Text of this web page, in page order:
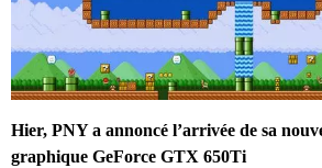
Hier, PNY a annoncé l’arrivée de sa
graphique GeForce GTX 650Ti